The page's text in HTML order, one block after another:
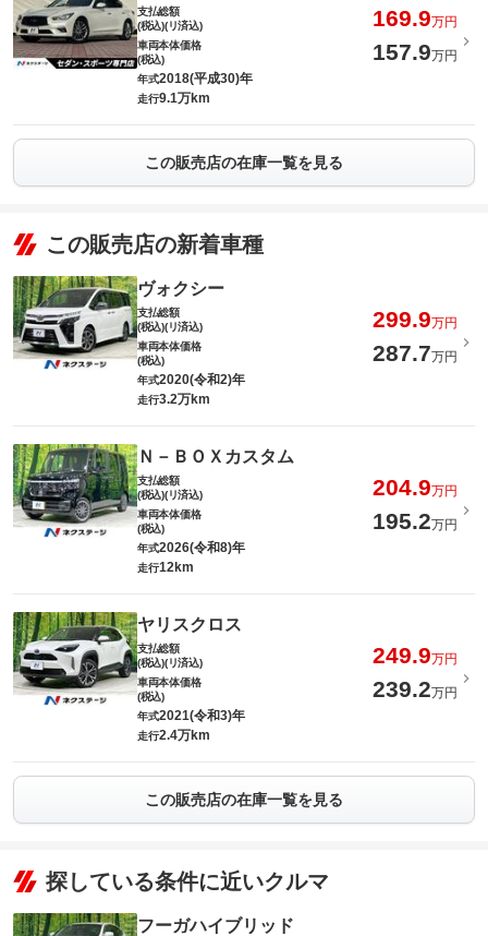
支払総額
(税込)(リ済込)
169.9万円
車両本体価格
(税込)
157.9万円
年式2018(平成30)年
走行9.1万km
この販売店の在庫一覧を見る
この販売店の新着車種
ヴォクシー
支払総額
(税込)(リ済込)
299.9万円
車両本体価格
(税込)
287.7万円
年式2020(令和2)年
走行3.2万km
Ｎ－ＢＯＸカスタム
支払総額
(税込)(リ済込)
204.9万円
車両本体価格
(税込)
195.2万円
年式2026(令和8)年
走行12km
ヤリスクロス
支払総額
(税込)(リ済込)
249.9万円
車両本体価格
(税込)
239.2万円
年式2021(令和3)年
走行2.4万km
この販売店の在庫一覧を見る
探している条件に近いクルマ
フーガハイブリッド